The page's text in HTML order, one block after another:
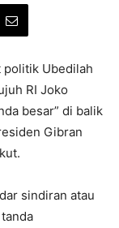
politik Ubedilah
RI Joko
besar” di balik
Gibran
sindiran atau